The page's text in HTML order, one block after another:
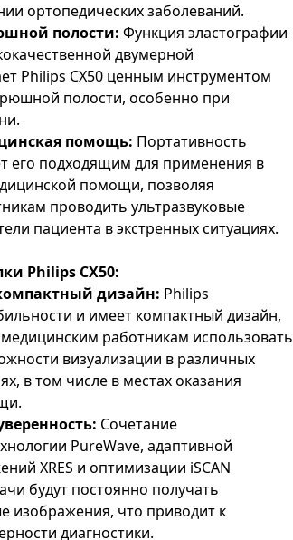
ортопедических заболеваний.
полости: Функция эластографии
двумерной
Philips CX50 ценным инструментом
полости, особенно при
помощь: Портативность
его подходящим для применения в
помощи, позволяя
проводить ультразвуковые
пациента в экстренных ситуациях.
Philips CX50:
дизайн: Philips
и имеет компактный дизайн,
работникам использовать
визуализации в различных
в том числе в местах оказания
Сочетание
PureWave, адаптивной
XRES и оптимизации iSCAN
будут постоянно получать
изображения, что приводит к
диагностики.